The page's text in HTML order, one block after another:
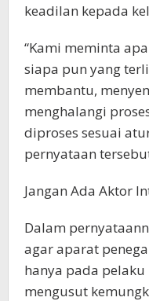
keadilan kepada
“Kami meminta
siapa pun yang
membantu,
menghalangi
diproses sesuai
pernyataan
Jangan Ada Aktor
Dalam
agar aparat
hanya pada
mengusut